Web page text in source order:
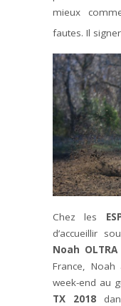
mieux
fautes. Il
Chez les
d’accueillir
Noah
France,
week-end au
TX 2018